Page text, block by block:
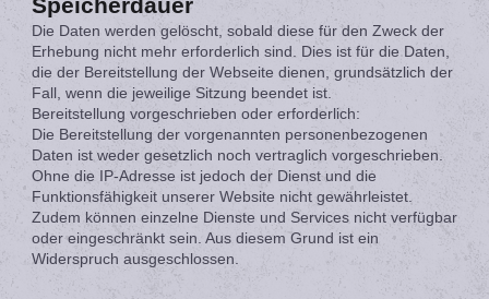
Die Daten werden gelöscht, sobald diese für den Zweck der
Erhebung nicht mehr erforderlich sind. Dies ist für die Daten,
die der Bereitstellung der Webseite dienen, grundsätzlich der
Fall, wenn die jeweilige Sitzung beendet ist.
Bereitstellung vorgeschrieben oder erforderlich:
Die Bereitstellung der vorgenannten personenbezogenen
Daten ist weder gesetzlich noch vertraglich vorgeschrieben.
Ohne die IP-Adresse ist jedoch der Dienst und die
Funktionsfähigkeit unserer Website nicht gewährleistet.
Zudem können einzelne Dienste und Services nicht verfügbar
oder eingeschränkt sein. Aus diesem Grund ist ein
Widerspruch ausgeschlossen.